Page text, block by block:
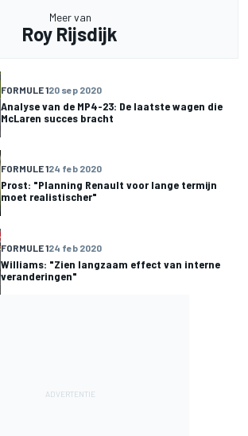
Meer van
Roy Rijsdijk
FORMULE 120 sep 2020
Analyse van de MP4-23: De laatste wagen die
McLaren succes bracht
FORMULE 124 feb 2020
Prost: "Planning Renault voor lange termijn
moet realistischer"
FORMULE 124 feb 2020
Williams: "Zien langzaam effect van interne
veranderingen"